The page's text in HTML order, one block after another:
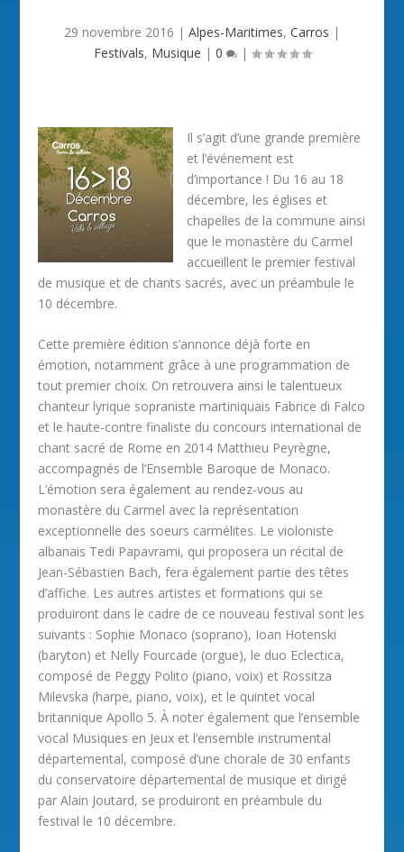
29 novembre 2016 | Alpes-Maritimes, Carros |
Festivals, Musique | 0 |
Il s’agit d’une grande première
et l’événement est
d’importance ! Du 16 au 18
décembre, les églises et
chapelles de la commune ainsi
que le monastère du Carmel
accueillent le premier festival
de musique et de chants sacrés, avec un préambule le
10 décembre.
Cette première édition s’annonce déjà forte en
émotion, notamment grâce à une programmation de
tout premier choix. On retrouvera ainsi le talentueux
chanteur lyrique sopraniste martiniquais Fabrice di Falco
et le haute-contre finaliste du concours international de
chant sacré de Rome en 2014 Matthieu Peyrègne,
accompagnés de l’Ensemble Baroque de Monaco.
L’émotion sera également au rendez-vous au
monastère du Carmel avec la représentation
exceptionnelle des soeurs carmélites. Le violoniste
albanais Tedi Papavrami, qui proposera un récital de
Jean-Sébastien Bach, fera également partie des têtes
d’affiche. Les autres artistes et formations qui se
produiront dans le cadre de ce nouveau festival sont les
suivants : Sophie Monaco (soprano), Ioan Hotenski
(baryton) et Nelly Fourcade (orgue), le duo Eclectica,
composé de Peggy Polito (piano, voix) et Rossitza
Milevska (harpe, piano, voix), et le quintet vocal
britannique Apollo 5. À noter également que l’ensemble
vocal Musiques en Jeux et l’ensemble instrumental
départemental, composé d’une chorale de 30 enfants
du conservatoire départemental de musique et dirigé
par Alain Joutard, se produiront en préambule du
festival le 10 décembre.